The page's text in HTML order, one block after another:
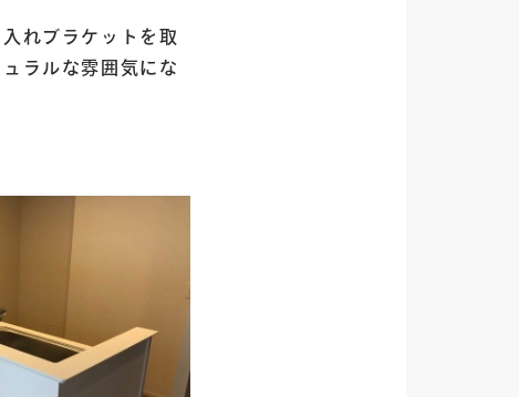
れブラケットを取
ラルな雰囲気にな